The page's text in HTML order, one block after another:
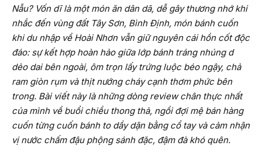
Nẫu? Vốn dĩ là một món ăn dân dã, dễ gây thương nhớ khi
nhắc đến vùng đất Tây Sơn, Bình Định, món bánh cuốn
khi du nhập về Hoài Nhơn vẫn giữ nguyên cái hồn cốt độc
đáo: sự kết hợp hoàn hảo giữa lớp bánh tráng nhúng d
dẻo dai bên ngoài, ôm trọn lấy trứng luộc béo ngậy, chả
ram giòn rụm và thịt nướng cháy cạnh thơm phức bên
trong. Bài viết này là những dòng review chân thực nhất
của mình về buổi chiều thong thả, ngồi đợi mệ bán hàng
cuốn từng cuốn bánh to dầy dặn bằng cổ tay và cảm nhận
vị nước chấm đậu phộng sánh đặc, đậm đà khó quên.